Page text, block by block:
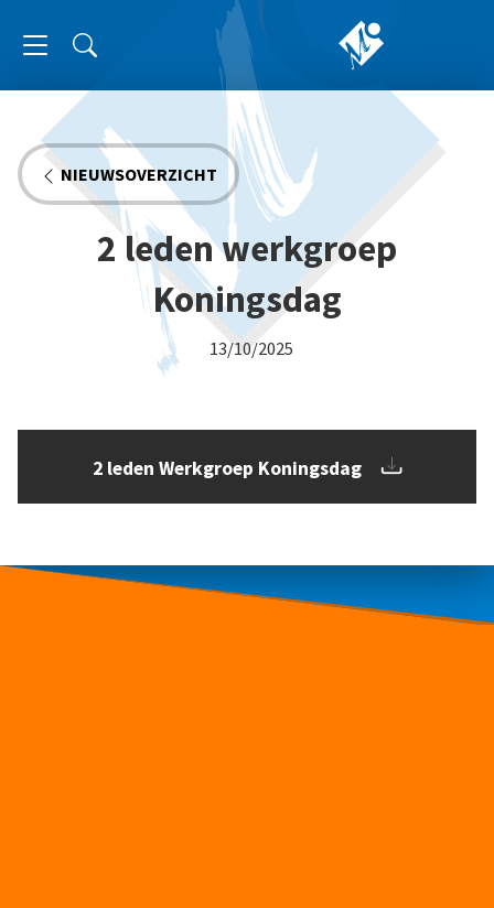
NIEUWSOVERZICHT
2 leden werkgroep
Koningsdag
13/10/2025
2 leden Werkgroep Koningsdag